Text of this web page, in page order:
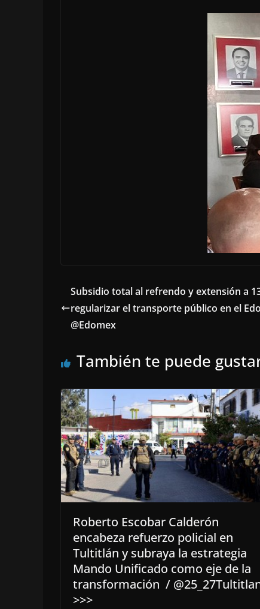
Subsidio total al refrendo y extensión a
regularizar el transporte público en el
@Edomex
También te puede
Roberto Escobar Calderón
encabeza refuerzo policial en
Tultitlán y subraya la estrategia
Mando Unificado como eje de la
transformación /
>>>